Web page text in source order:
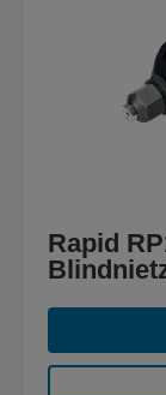
Rapid